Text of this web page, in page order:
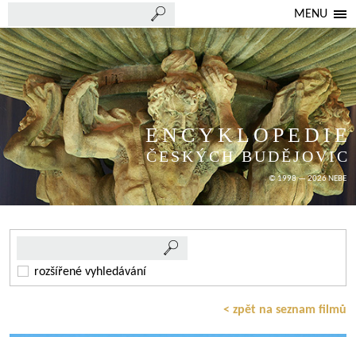
MENU
ENCYKLOPEDIE
ČESKÝCH BUDĚJOVIC
© 1998 — 2026 NEBE
rozšířené vyhledávání
< zpět na seznam filmů